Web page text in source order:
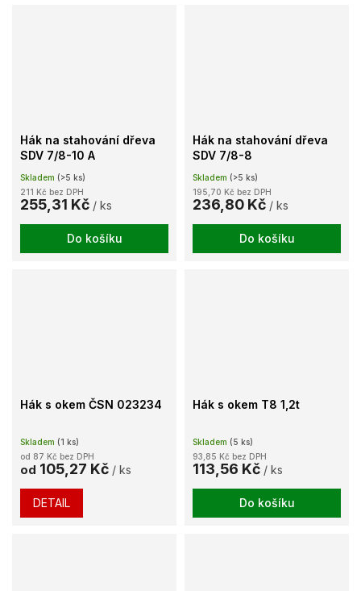
Hák na stahování dřeva
SDV 7/8-10 A
Skladem (>5 ks)
211 Kč bez DPH
255,31 Kč / ks
Do košíku
Hák na stahování dřeva
SDV 7/8-8
Skladem (>5 ks)
195,70 Kč bez DPH
236,80 Kč / ks
Do košíku
Hák s okem ČSN 023234
Skladem (1 ks)
od 87 Kč bez DPH
od 105,27 Kč / ks
DETAIL
Hák s okem T8 1,2t
Skladem (5 ks)
93,85 Kč bez DPH
113,56 Kč / ks
Do košíku